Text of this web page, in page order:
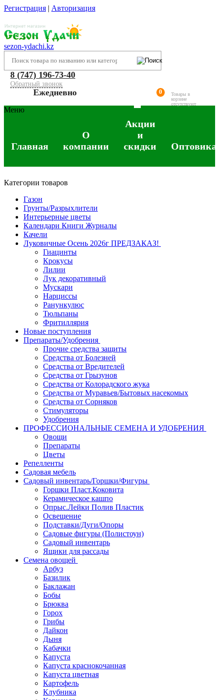
Регистрация | Авторизация
sezon-ydachi.kz
8 (747) 196-73-40
Обратный звонок
Ежедневно 0
Товары в
корзине
отсутствуют
Меню
Главная
О
компании
Акции
и
скидки
Категории товаров
Газон
Грунты/Разрыхлители
Интерьерные цветы
Календари Книги Журналы
Качели
Луковичные Осень 2026г ПРЕДЗАКАЗ!
Гиацинты
Крокусы
Лилии
Лук декоративный
Мускари
Нарциссы
Ранункулюс
Тюльпаны
Фритиллярия
Новые поступления
Препараты/Удобрения
Прочие средства защиты
Средства от Болезней
Средства от Вредителей
Средства от Грызунов
Средства от Колорадского жука
Средства от Муравьев/Бытовых насекомых
Средства от Сорняков
Стимуляторы
Удобрения
ПРОФЕССИОНАЛЬНЫЕ СЕМЕНА И УДОБРЕНИЯ
Овощи
Препараты
Цветы
Репелленты
Садовая мебель
Садовый инвентарь/Горшки/Фигуры
Горшки Пласт.Коковита
Керамическое кашпо
Опрыс.Лейки Полив Пластик
Освещение
Подставки/Дуги/Опоры
Садовые фигуры (Полистоун)
Садовый инвентарь
Ящики для рассады
Семена овощей
Арбуз
Базилик
Баклажан
Бобы
Брюква
Горох
Грибы
Дайкон
Дыня
Кабачки
Капуста
Капуста краснокочанная
Капуста цветная
Картофель
Клубника